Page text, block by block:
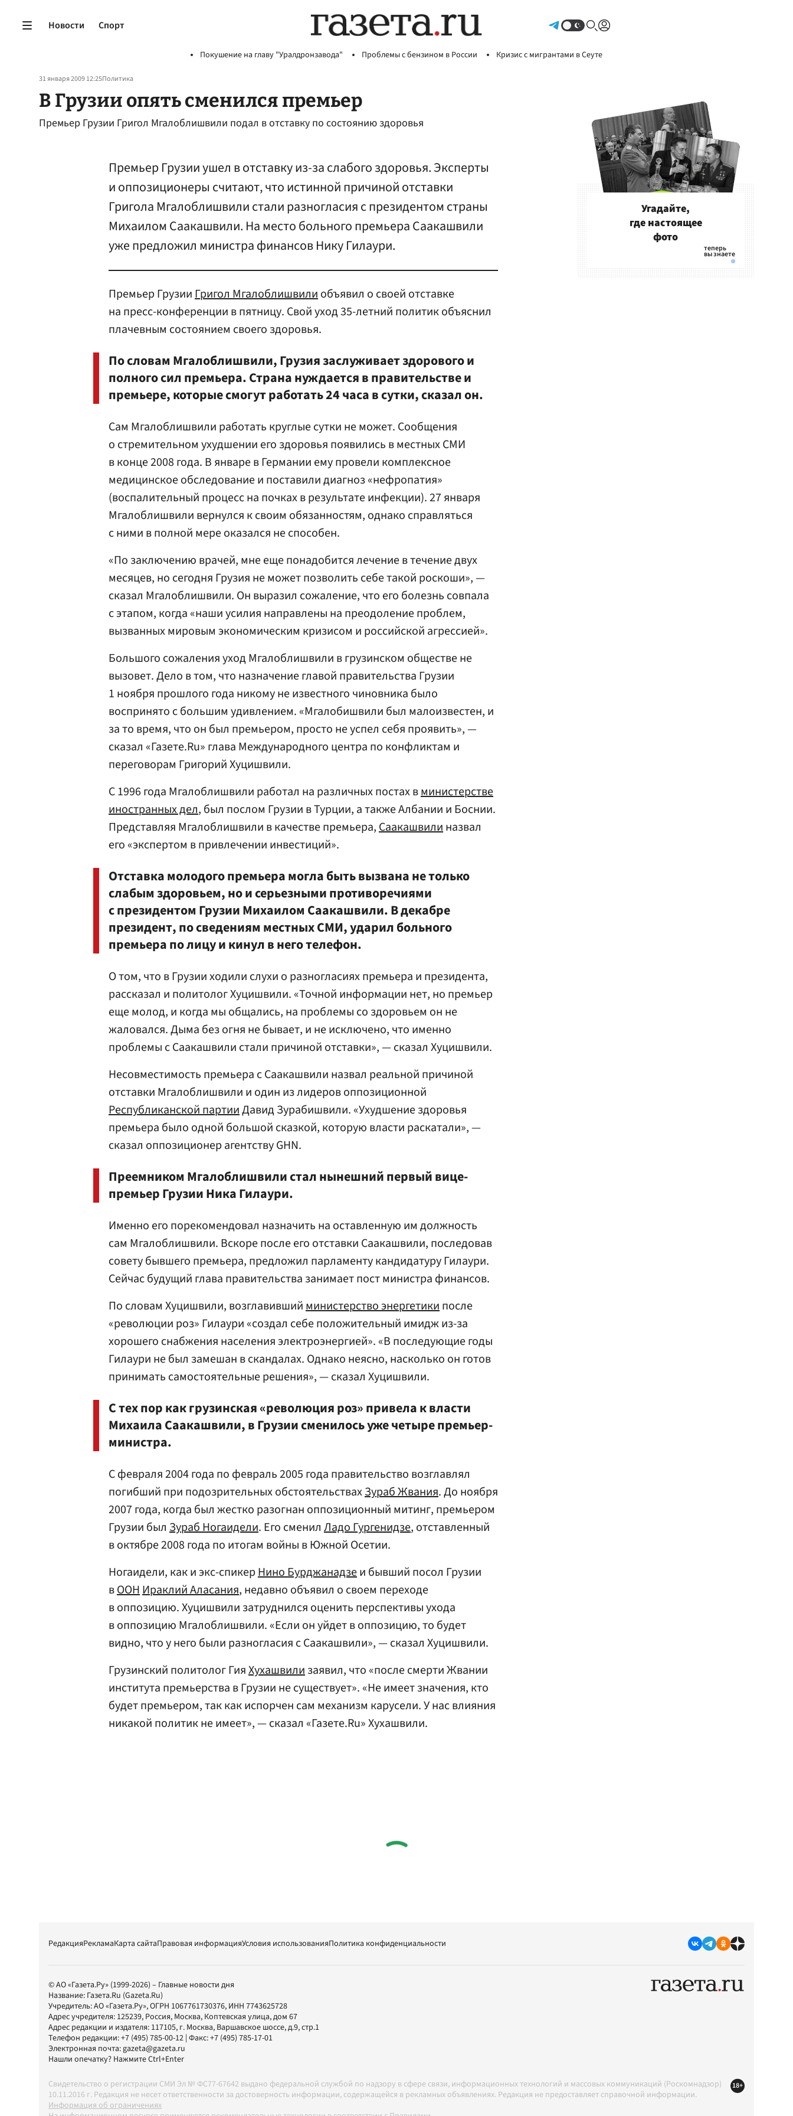
Новости Спорт
Покушение на главу "Уралдронзавода" Проблемы с бензином в России Кризис с мигрантами в Сеуте
31 января 2009 12:25Политика
В Грузии опять сменился премьер
Премьер Грузии Григол Мгалоблишвили подал в отставку по состоянию здоровья
Премьер Грузии ушел в отставку из-за слабого здоровья. Эксперты
и оппозиционеры считают, что истинной причиной отставки
Григола Мгалоблишвили стали разногласия с президентом страны
Михаилом Саакашвили. На место больного премьера Саакашвили
уже предложил министра финансов Нику Гилаури.
Премьер ГрузииГригол Мгалоблишвилиобъявил о своей отставке
на пресс-конференции в пятницу. Свой уход 35-летний политик объяснил
плачевным состоянием своего здоровья.
По словам Мгалоблишвили, Грузия заслуживает здорового и
полного сил премьера. Страна нуждается в правительстве и
премьере, которые смогут работать 24 часа в сутки, сказал он.
Сам Мгалоблишвили работать круглые сутки не может. Сообщения
о стремительном ухудшении его здоровья появились в местных СМИ
в конце 2008 года. В январе в Германии ему провели комплексное
медицинское обследование и поставили диагноз «нефропатия»
(воспалительный процесс на почках в результате инфекции). 27 января
Мгалоблишвили вернулся к своим обязанностям, однако справляться
с ними в полной мере оказался не способен.
«По заключению врачей, мне еще понадобится лечение в течение двух
месяцев, но сегодня Грузия не может позволить себе такой роскоши», —
сказал Мгалоблишвили. Он выразил сожаление, что его болезнь совпала
с этапом, когда «наши усилия направлены на преодоление проблем,
вызванных мировым экономическим кризисом и российской агрессией».
Большого сожаления уход Мгалоблишвили в грузинском обществе не
вызовет. Дело в том, что назначение главой правительства Грузии
1 ноября прошлого года никому не известного чиновника было
воспринято с большим удивлением. «Мгалобишвили был малоизвестен, и
за то время, что он был премьером, просто не успел себя проявить», —
сказал «Газете.Ru» глава Международного центра по конфликтам и
переговорам Григорий Хуцишвили.
С 1996 года Мгалоблишвили работал на различных постах вминистерстве
иностранных дел, был послом Грузии в Турции, а также Албании и Боснии.
Представляя Мгалоблишвили в качестве премьера,Саакашвилиназвал
его «экспертом в привлечении инвестиций».
Отставка молодого премьера могла быть вызвана не только
слабым здоровьем, но и серьезными противоречиями
с президентом Грузии Михаилом Саакашвили. В декабре
президент, по сведениям местных СМИ, ударил больного
премьера по лицу и кинул в него телефон.
О том, что в Грузии ходили слухи о разногласиях премьера и президента,
рассказал и политолог Хуцишвили. «Точной информации нет, но премьер
еще молод, и когда мы общались, на проблемы со здоровьем он не
жаловался. Дыма без огня не бывает, и не исключено, что именно
проблемы с Саакашвили стали причиной отставки», — сказал Хуцишвили.
Несовместимость премьера с Саакашвили назвал реальной причиной
отставки Мгалоблишвили и один из лидеров оппозиционной
Республиканской партииДавид Зурабишвили. «Ухудшение здоровья
премьера было одной большой сказкой, которую власти раскатали», —
сказал оппозиционер агентству GHN.
Преемником Мгалоблишвили стал нынешний первый вице-
премьер Грузии Ника Гилаури.
Именно его порекомендовал назначить на оставленную им должность
сам Мгалоблишвили. Вскоре после его отставки Саакашвили, последовав
совету бывшего премьера, предложил парламенту кандидатуру Гилаури.
Сейчас будущий глава правительства занимает пост министра финансов.
По словам Хуцишвили, возглавившийминистерство энергетикипосле
«революции роз» Гилаури «создал себе положительный имидж из-за
хорошего снабжения населения электроэнергией». «В последующие годы
Гилаури не был замешан в скандалах. Однако неясно, насколько он готов
принимать самостоятельные решения», — сказал Хуцишвили.
С тех пор как грузинская «революция роз» привела к власти
Михаила Саакашвили, в Грузии сменилось уже четыре премьер-
министра.
С февраля 2004 года по февраль 2005 года правительство возглавлял
погибший при подозрительных обстоятельствахЗураб Жвания. До ноября
2007 года, когда был жестко разогнан оппозиционный митинг, премьером
Грузии был Зураб Ногаидели. Его сменил Ладо Гургенидзе, отставленный
в октябре 2008 года по итогам войны в Южной Осетии.
Ногаидели, как и экс-спикерНино Бурджанадзеи бывший посол Грузии
вООНИраклий Аласания, недавно объявил о своем переходе
в оппозицию. Хуцишвили затруднился оценить перспективы ухода
в оппозицию Мгалоблишвили. «Если он уйдет в оппозицию, то будет
видно, что у него были разногласия с Саакашвили», — сказал Хуцишвили.
Грузинский политолог ГияХухашвилизаявил, что «после смерти Жвании
института премьерства в Грузии не существует». «Не имеет значения, кто
будет премьером, так как испорчен сам механизм карусели. У нас влияния
никакой политик не имеет», — сказал «Газете.Ru» Хухашвили.
Угадайте,
где настоящее
фото
РедакцияРекламаКарта сайтаПравовая информацияУсловия использованияПолитика конфиденциальности
© АО «Газета.Ру» (1999-2026) – Главные новости дня
Название: Газета.Ru (Gazeta.Ru)
Учредитель:АО «Газета.Ру», ОГРН 1067761730376, ИНН 7743625728
Адрес учредителя: 125239, Россия, Москва, Коптевская улица, дом 67
Адрес редакции и издателя: 117105, г. Москва, Варшавское шоссе, д.9, стр.1
Телефон редакции:+7 (495) 785-00-12 | Факс:+7 (495) 785-17-01
Электронная почта:gazeta@gazeta.ru
Нашли опечатку? Нажмите Ctrl+Enter
Свидетельство о регистрации СМИ Эл № ФС77-67642 выдано федеральной службой по надзору в сфере связи, информационных технологий и массовых коммуникаций (Роскомнадзор)
10.11.2016 г. Редакция не несет ответственности за достоверность информации, содержащейся в рекламных объявлениях. Редакция не предоставляет справочной информации.
Информация об ограничениях
18+